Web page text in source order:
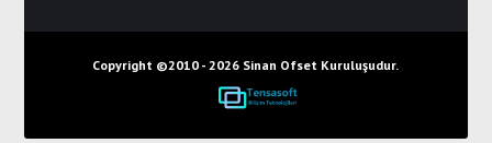
Copyright ©2010 -2026 Sinan Ofset Kuruluşudur.